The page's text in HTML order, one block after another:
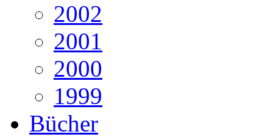
2002
2001
2000
1999
Bücher